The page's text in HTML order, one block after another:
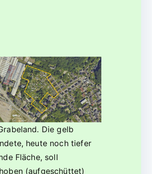
Die gelb
heute noch tiefer
Fläche, soll
(aufgeschüttet)